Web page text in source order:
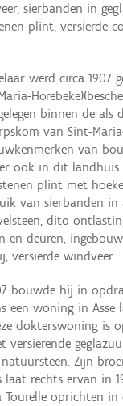
sierbanden in
plint, versierde
werd circa 1907
binnen de als
van Sint-
van
ook in dit
plint met
van sierbanden in
dito
en deuren,
versierde windveer.
bouwde hij in
een woning in Asse
dokterswoning is
versierende
Zijn
laat rechts ervan in
oprichten in